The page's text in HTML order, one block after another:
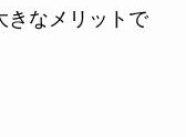
きなメリットで